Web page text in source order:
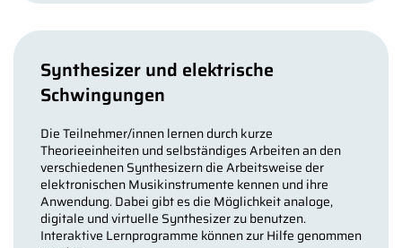
Synthesizer und elektrische
Schwingungen
Die Teilnehmer/innen lernen durch kurze
Theorieeinheiten und selbständiges Arbeiten an den
verschiedenen Synthesizern die Arbeitsweise der
elektronischen Musikinstrumente kennen und ihre
Anwendung. Dabei gibt es die Möglichkeit analoge,
digitale und virtuelle Synthesizer zu benutzen.
Interaktive Lernprogramme können zur Hilfe genommen